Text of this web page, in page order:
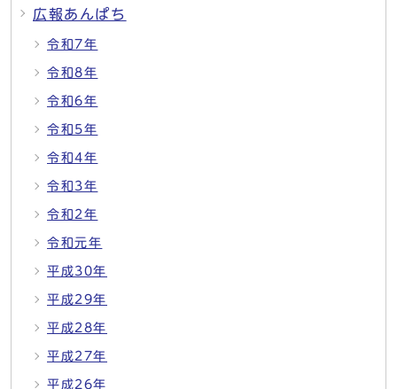
広報あんぱち
令和7年
令和8年
令和6年
令和5年
令和4年
令和3年
令和2年
令和元年
平成30年
平成29年
平成28年
平成27年
平成26年